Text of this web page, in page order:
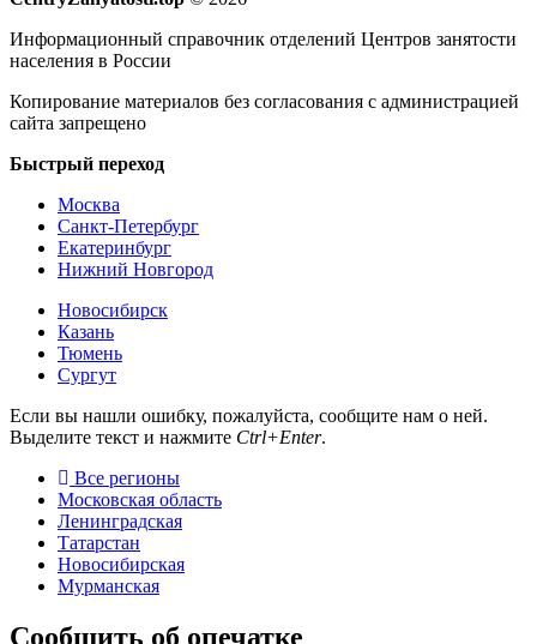
Информационный справочник отделений Центров занятости
населения в России
Копирование материалов без согласования с администрацией
сайта запрещено
Быстрый переход
Москва
Санкт-Петербург
Екатеринбург
Нижний Новгород
Новосибирск
Казань
Тюмень
Сургут
Если вы нашли ошибку, пожалуйста, сообщите нам о ней.
Выделите текст и нажмите Ctrl+Enter.
Все регионы
Московская область
Ленинградская
Татарстан
Новосибирская
Мурманская
Сообщить об опечатке